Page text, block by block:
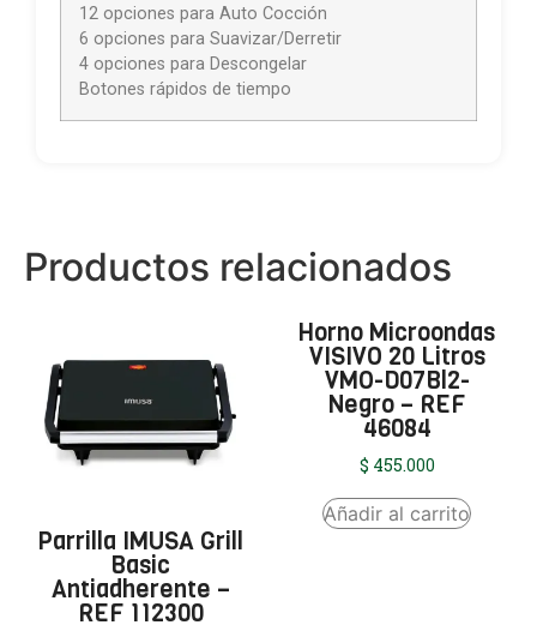
12 opciones para Auto Cocción
6 opciones para Suavizar/Derretir
4 opciones para Descongelar
Botones rápidos de tiempo
Productos relacionados
Parrilla IMUSA Grill
Basic
Antiadherente –
REF 112300
Horno Microondas
VISIVO 20 Litros
VMO-D07Bl2-
Negro – REF
46084
$ 455.000
Añadir al carrito